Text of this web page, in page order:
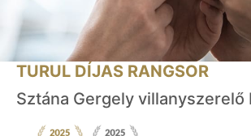
TURUL DÍJAS RANGSOR
Sztána Gergely villanyszerelő